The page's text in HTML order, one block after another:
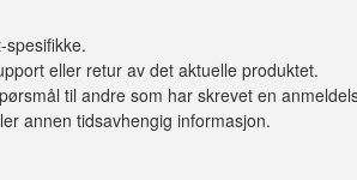
spesifikke.
eller retur av det aktuelle produktet.
til andre som har skrevet en
annen tidsavhengig informasjon.